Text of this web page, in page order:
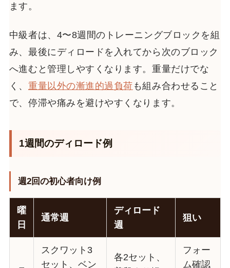
ます。
中級者は、4〜8週間のトレーニングブロックを組
み、最後にディロードを入れてから次のブロック
へ進むと管理しやすくなります。重量だけでな
く、 重量以外の漸進的過負荷 も組み合わせること
で、停滞や痛みを避けやすくなります。
1週間のディロード例
週2回の初心者向け例
曜
日
通常週
ディロード
週
狙い
スクワット3
セット、ベン
各2セット、
フォー
ム確認